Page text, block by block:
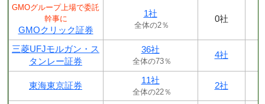
GMOグループ上場で委託
幹事に
GMOクリック証券
1社
全体の2％
0社
三菱UFJモルガン・ス
タンレー証券
36社
全体の73％
4社
東海東京証券
11社
全体の22％
2社